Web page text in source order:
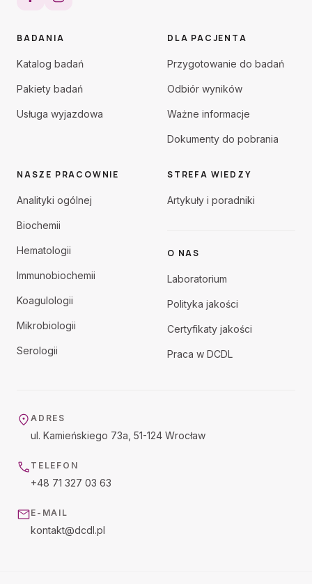
BADANIA
Katalog badań
Pakiety badań
Usługa wyjazdowa
DLA PACJENTA
Przygotowanie do badań
Odbiór wyników
Ważne informacje
Dokumenty do pobrania
NASZE PRACOWNIE
Analityki ogólnej
Biochemii
Hematologii
Immunobiochemii
Koagulologii
Mikrobiologii
Serologii
STREFA WIEDZY
Artykuły i poradniki
O NAS
Laboratorium
Polityka jakości
Certyfikaty jakości
Praca w DCDL
ADRES
ul. Kamieńskiego 73a, 51-124 Wrocław
TELEFON
+48 71 327 03 63
E-MAIL
kontakt@dcdl.pl